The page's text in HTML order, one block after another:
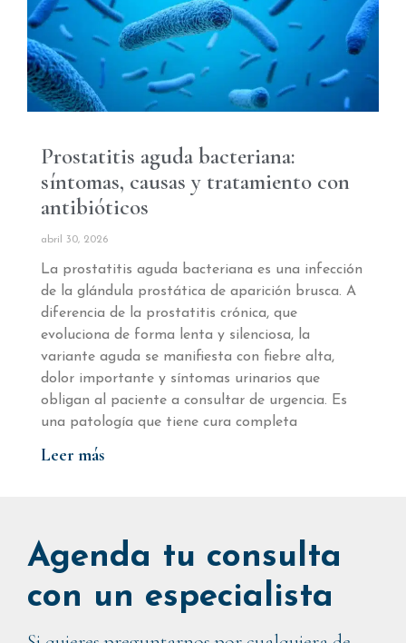
Prostatitis aguda bacteriana:
síntomas, causas y tratamiento con
antibióticos
abril 30, 2026
La prostatitis aguda bacteriana es una infección
de la glándula prostática de aparición brusca. A
diferencia de la prostatitis crónica, que
evoluciona de forma lenta y silenciosa, la
variante aguda se manifiesta con fiebre alta,
dolor importante y síntomas urinarios que
obligan al paciente a consultar de urgencia. Es
una patología que tiene cura completa
Leer más
Agenda tu consulta
con un especialista